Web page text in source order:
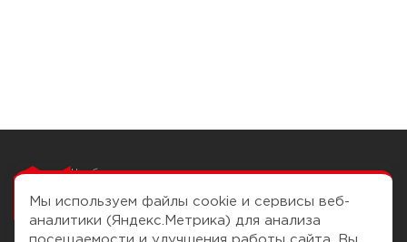
Чтобы вам легко
Мы используем файлы cookie и сервисы веб-
аналитики (Яндекс.Метрика) для анализа